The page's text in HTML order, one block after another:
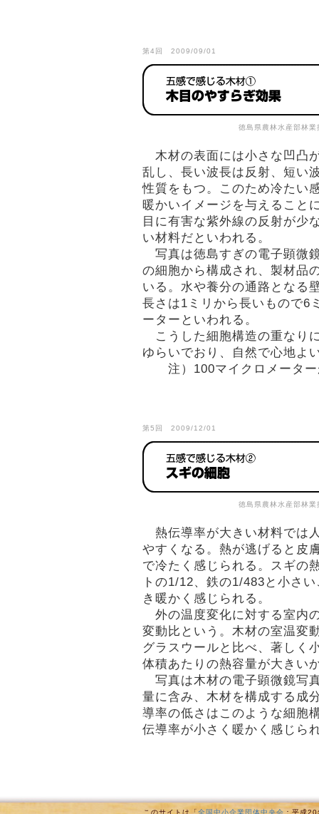
第4回 2009/09/01
徳島県農林水産部林
木材の表面には小さな凹凸
乱し、長い波長は反射、短い
性質をもつ。このため冷たい
暖かいイメージを与えること
目に有害な紫外線の反射が少
い材料だといわれる。
写真は徳島すぎの電子顕微
の細胞から構成され、製材品
いる。水や養分の通路となる
長さは1ミリから長いもので6
ーターといわれる。
こうした細胞構造の重なり
ゆらいでおり、自然で心地よ
注）100マイクロメーター
第5回 2009/12/01
徳島県農林水産部林
熱伝導率が大きい材料では
やすくなる。熱が逃げると皮
で冷たく感じられる。スギの
トの1/12、鉄の1/483と小さ
き暖かく感じられる。
外の温度変化に対する室内
変動比という。木材の室温変
グラスウールと比べ、著しく
体積あたりの熱容量が大きい
写真は木材の電子顕微鏡写
量に含み、木材を構成する成
導率の低さはこのような細胞
伝導率が小さく暖かく感じら
このサイトは「全国中小企業団体中央会 ：平成